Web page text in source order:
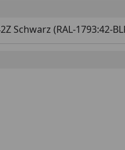
Schwarz (RAL-1793:42-